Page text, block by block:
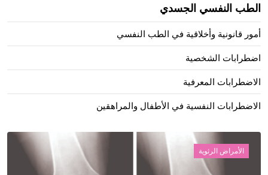
الطب النفسي الجسدي
أمور قانونية وأخلاقية في الطب النفسي
اضطرابات الشخصية
الاضطرابات المعرفية
الاضطرابات النفسية في الأطفال والمراهقين
الأمراض الرثوية